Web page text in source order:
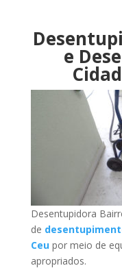
e
Desentupidora
de
Ceupor meio de
apropriados.